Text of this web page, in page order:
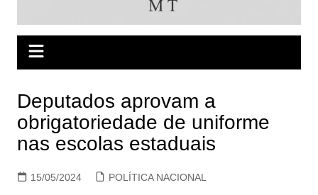
Deputados aprovam a
obrigatoriedade de uniforme
nas escolas estaduais
15/05/2024 POLÍTICA NACIONAL